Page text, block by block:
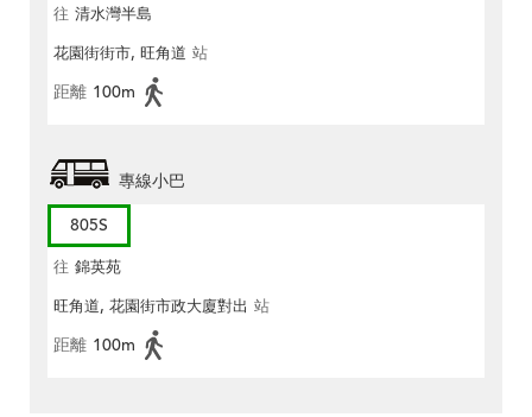
往 清水灣半島
花園街街市, 旺角道 站
距離 100m
專線小巴
805S
往 錦英苑
旺角道, 花園街市政大廈對出 站
距離 100m